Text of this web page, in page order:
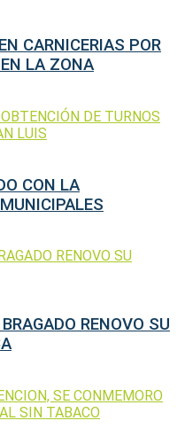
CARNICERIAS POR
LA ZONA
CON LA
RENOVO SU